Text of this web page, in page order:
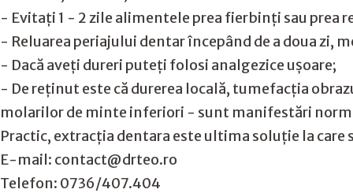
- Evitați 1 - 2 zile alimentele prea fierbinți sau prea
- Reluarea periajului dentar începând de a doua zi,
- Dacă aveți dureri puteți folosi analgezice ușoare;
- De reținut este că durerea locală, tumefacția
molarilor de minte inferiori - sunt manifestări
Practic, extracția dentara este ultima soluție la care
E-mail: contact@drteo.ro
Telefon: 0736/407.404